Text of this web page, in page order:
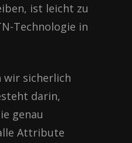
ist leicht zu
Technologie in
wir sicherlich
darin,
genau
Attribute